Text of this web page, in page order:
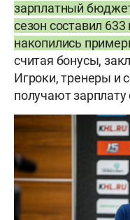
зарплатный
сезон составил
накопились
считая бонусы,
Игроки, тренеры и
получают зарплату